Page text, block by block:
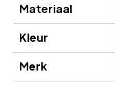
Materiaal
Kleur
Merk